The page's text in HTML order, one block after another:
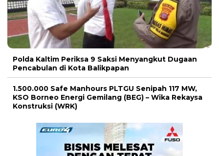
Polda Kaltim Periksa 9 Saksi Menyangkut Dugaan
Pencabulan di Kota Balikpapan
1.500.000 Safe Manhours PLTGU Senipah 117 MW,
KSO Borneo Energi Gemilang (BEG) – Wika Rekaysa
Konstruksi (WRK)